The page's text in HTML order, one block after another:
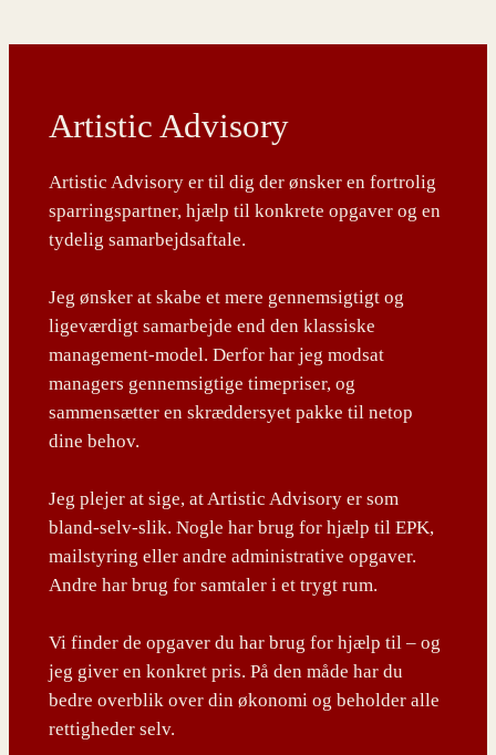
Artistic Advisory
Artistic Advisory er til dig der ønsker en fortrolig
sparringspartner, hjælp til konkrete opgaver og en
tydelig samarbejdsaftale.
Jeg ønsker at skabe et mere gennemsigtigt og
ligeværdigt samarbejde end den klassiske
management-model. Derfor har jeg modsat
managers gennemsigtige timepriser, og
sammensætter en skræddersyet pakke til netop
dine behov.
Jeg plejer at sige, at Artistic Advisory er som
bland-selv-slik. Nogle har brug for hjælp til EPK,
mailstyring eller andre administrative opgaver.
Andre har brug for samtaler i et trygt rum.
Vi finder de opgaver du har brug for hjælp til – og
jeg giver en konkret pris. På den måde har du
bedre overblik over din økonomi og beholder alle
rettigheder selv.